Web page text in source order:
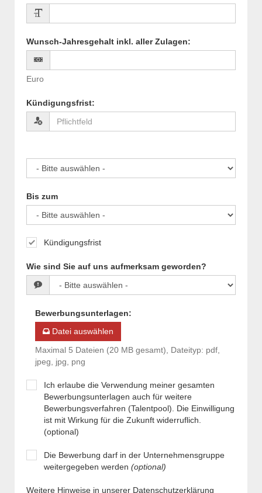
Wunsch-Jahresgehalt inkl. aller Zulagen:
Euro
Kündigungsfrist:
Bis zum
Kündigungsfrist
Wie sind Sie auf uns aufmerksam geworden?
Bewerbungsunterlagen:
Datei auswählen
Maximal 5 Dateien (20 MB gesamt), Dateityp: pdf,
jpeg, jpg, png
Ich erlaube die Verwendung meiner gesamten
Bewerbungsunterlagen auch für weitere
Bewerbungsverfahren (Talentpool). Die Einwilligung
ist mit Wirkung für die Zukunft widerruflich.
(optional)
Die Bewerbung darf in der Unternehmensgruppe
weitergegeben werden (optional)
Weitere Hinweise in unserer Datenschutzerklärung